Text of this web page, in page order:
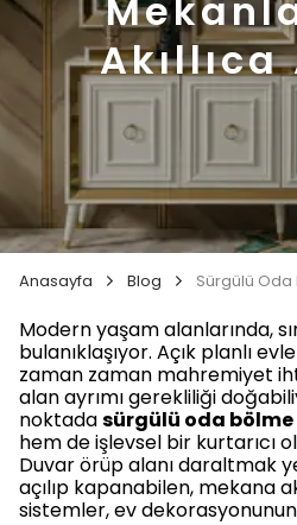
Akıllıca
Anasayfa Blog
Modern yaşam alanlarında,
bulanıklaşıyor. Açık planlı
zaman zaman mahremiyet
alan ayrımı gerekliliği
noktadasürgülü oda
hem de işlevsel bir kurtarıcı
Duvar örüp alanı daraltmak
açılıp kapanabilen, mekana
sistemler, ev